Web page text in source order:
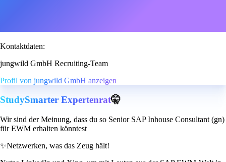
Kontaktdaten:
jungwild GmbH Recruiting-Team
Profil von jungwild GmbH anzeigen
StudySmarter Expertenrat🤫
Wir sind der Meinung, dass du so Senior SAP Inhouse Consultant (gn)
für EWM erhalten könntest
✨Netzwerken, was das Zeug hält!